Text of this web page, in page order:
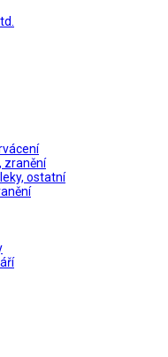
zranění
ostatní